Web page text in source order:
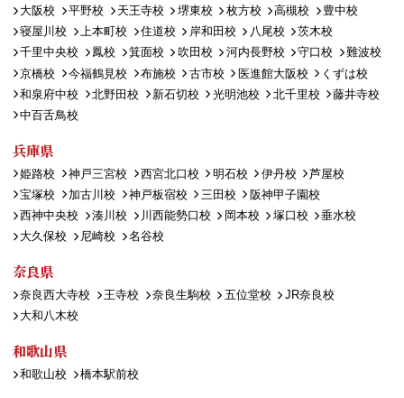
大阪校 平野校 天王寺校 堺東校 枚方校 高槻校
豊中校
寝屋川校
上本町校 住道校 岸和田校 八尾校
茨木校
千里中央校
鳳校 箕面校 吹田校 河内長野校 守口校
難波校
京橋校
今福鶴見校 布施校 古市校 医進館大阪校
くずは校
和泉府中校
北野田校 新石切校 光明池校 北千里校
藤井寺校
中百舌鳥校
兵庫県
姫路校 神戸三宮校 西宮北口校 明石校 伊丹校
芦屋校
宝塚校
加古川校 神戸板宿校 三田校
阪神甲子園校
西神中央校
湊川校 川西能勢口校 岡本校 塚口校
垂水校
大久保校
尼崎校 名谷校
奈良県
奈良西大寺校 王寺校 奈良生駒校 五位堂校
JR奈良校
大和八木校
和歌山県
和歌山校 橋本駅前校